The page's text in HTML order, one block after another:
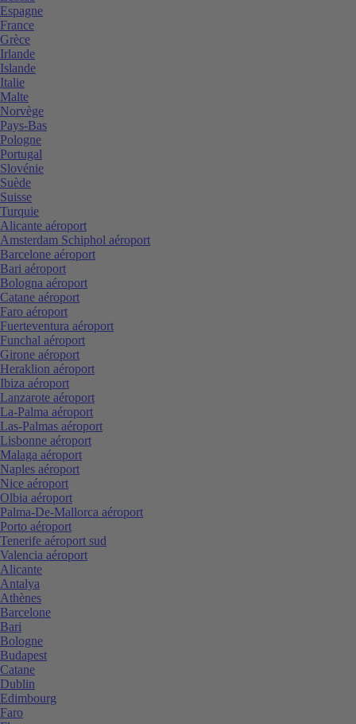
Espagne
France
Grèce
Irlande
Islande
Italie
Malte
Norvège
Pays-Bas
Pologne
Portugal
Slovénie
Suède
Suisse
Turquie
Alicante aéroport
Amsterdam Schiphol aéroport
Barcelone aéroport
Bari aéroport
Bologna aéroport
Catane aéroport
Faro aéroport
Fuerteventura aéroport
Funchal aéroport
Girone aéroport
Heraklion aéroport
Ibiza aéroport
Lanzarote aéroport
La-Palma aéroport
Las-Palmas aéroport
Lisbonne aéroport
Malaga aéroport
Naples aéroport
Nice aéroport
Olbia aéroport
Palma-De-Mallorca aéroport
Porto aéroport
Tenerife aéroport sud
Valencia aéroport
Alicante
Antalya
Athènes
Barcelone
Bari
Bologne
Budapest
Catane
Dublin
Edimbourg
Faro